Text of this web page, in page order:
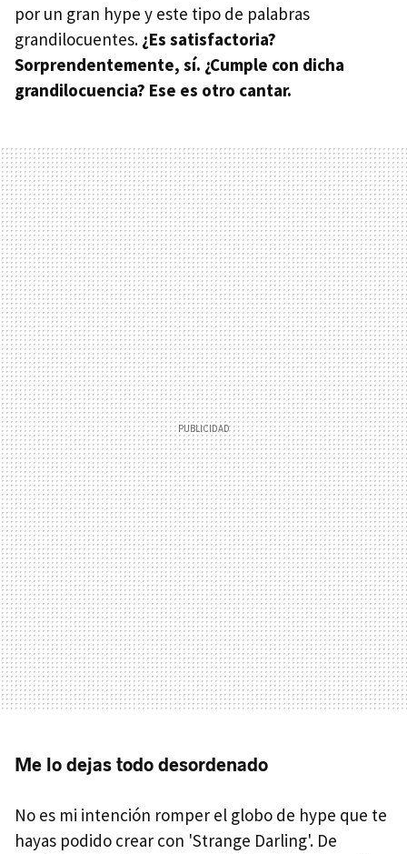
por un gran hype y este tipo de palabras
grandilocuentes. ¿Es satisfactoria?
Sorprendentemente, sí. ¿Cumple con dicha
grandilocuencia? Ese es otro cantar.
Me lo dejas todo desordenado
No es mi intención romper el globo de hype que te
hayas podido crear con 'Strange Darling'. De